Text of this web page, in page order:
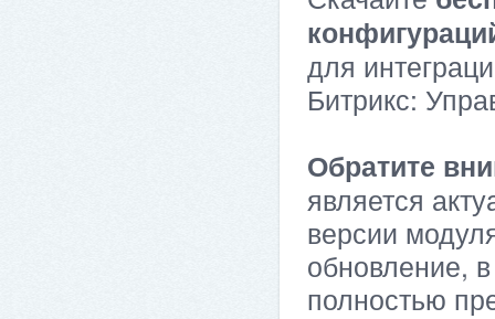
для
Битрикс:
Обратите
является
версии
обновление,
полностью